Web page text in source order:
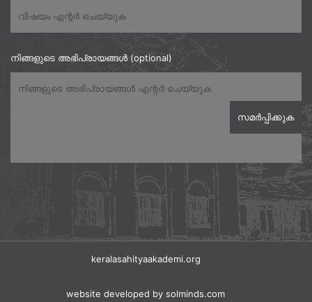
നിങ്ങളുടെ അഭിപ്രായങ്ങൾ (optional)
keralasahityaakademi.org
website developed by solminds.com